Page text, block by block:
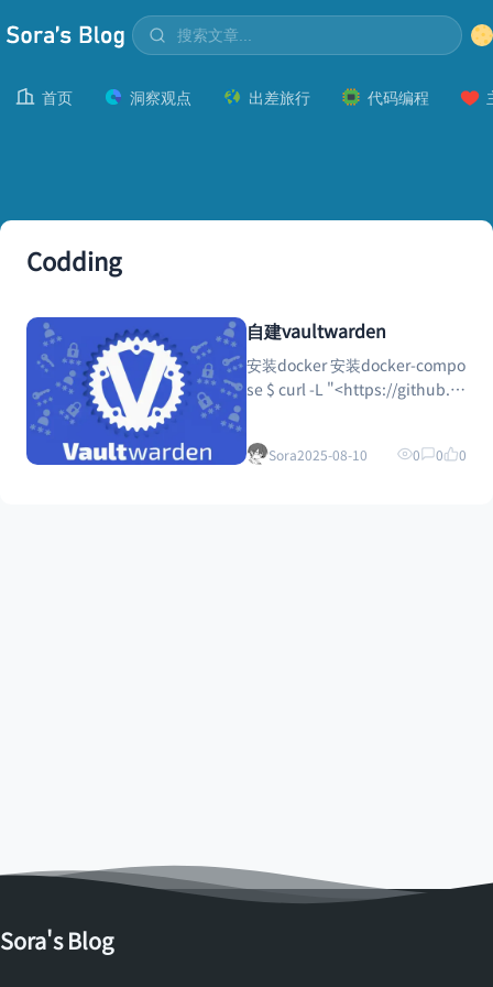
首页 洞察观点 出差旅行 代码编程
Codding
自建vaultwarden
安装docker 安装docker-compo
se $ curl -L "<https://github.co
ownload/1.26.0/docker-comp
ose-$>(uname -s)-$(uname -
Sora2025-08-10 0 0 0
Sora's Blog